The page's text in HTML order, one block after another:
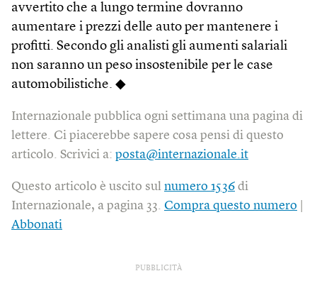
avvertito che a lungo termine dovranno
aumentare i prezzi delle auto per mantenere i
profitti. Secondo gli analisti gli aumenti salariali
non saranno un peso insostenibile per le case
automobilistiche. ◆
Internazionale pubblica ogni settimana una pagina di
lettere. Ci piacerebbe sapere cosa pensi di questo
articolo. Scrivici a: posta@internazionale.it
Questo articolo è uscito sul numero 1536 di
Internazionale, a pagina 33. Compra questo numero
Abbonati
PUBBLICITÀ